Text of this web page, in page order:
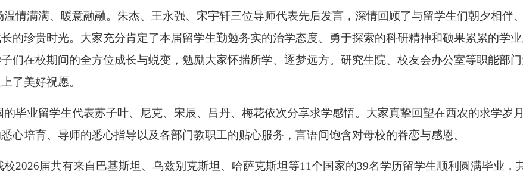
温情满满、暖意融融。朱杰、王永强、宋宇轩三位导师代表先后发言，深情回顾了与留学生们朝夕相伴
的珍贵时光。大家充分肯定了本届留学生勤勉务实的治学态度、勇于探索的科研精神和硕果累累的学
们在校期间的全方位成长与蜕变，勉励大家怀揣所学、逐梦远方。研究生院、校友会办公室等职能部
了美好祝愿。
的毕业留学生代表苏子叶、尼克、宋辰、吕丹、梅花依次分享求学感悟。大家真挚回望在西农的求学岁
心培育、导师的悉心指导以及各部门教职工的贴心服务，言语间饱含对母校的眷恋与感恩。
校2026届共有来自巴基斯坦、乌兹别克斯坦、哈萨克斯坦等11个国家的39名学历留学生顺利圆满毕业，